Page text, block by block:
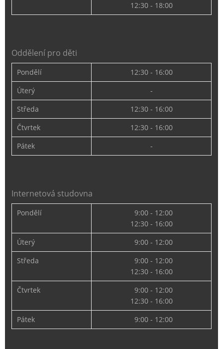
12:30 - 18:00
Oddělení pro děti
Pondělí
12:30 - 16:00
Úterý
-
Středa
12:30 - 16:00
Čtvrtek
12:30 - 16:00
Pátek
-
Internetová studovna
Pondělí
9:00 - 12:00
12:30 - 16:00
Úterý
9:00 - 12:00
Středa
9:00 - 12:00
12:30 - 16:00
Čtvrtek
9:00 - 12:00
12:30 - 16:00
Pátek
9:00 - 12:00